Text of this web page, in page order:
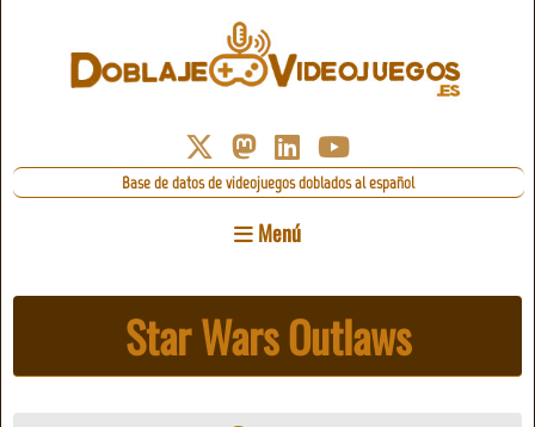
Base de datos de videojuegos doblados al español
Menú
Star Wars Outlaws